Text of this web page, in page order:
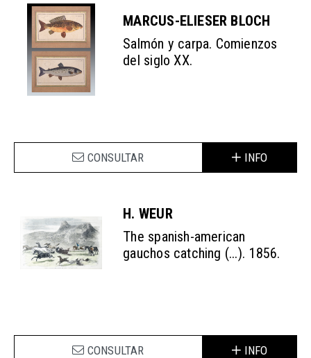
MARCUS-ELIESER BLOCH
Salmón y carpa. Comienzos
del siglo XX.
CONSULTAR INFO
H. WEUR
The spanish-american
gauchos catching (...). 1856.
CONSULTAR INFO